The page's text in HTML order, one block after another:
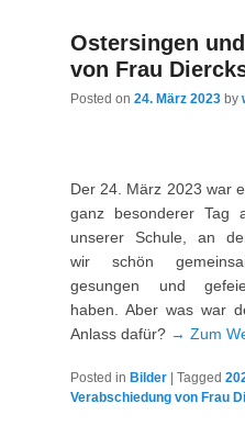
Ostersingen
von Frau
Posted on 24. März 2023 by
Der 24. März 2023 war
ganz besonderer Tag
unserer Schule, an
wir schön
gesungen und
haben. Aber was war
Anlass dafür? → Zum
Posted in Bilder Tagged
Verabschiedung von Frau